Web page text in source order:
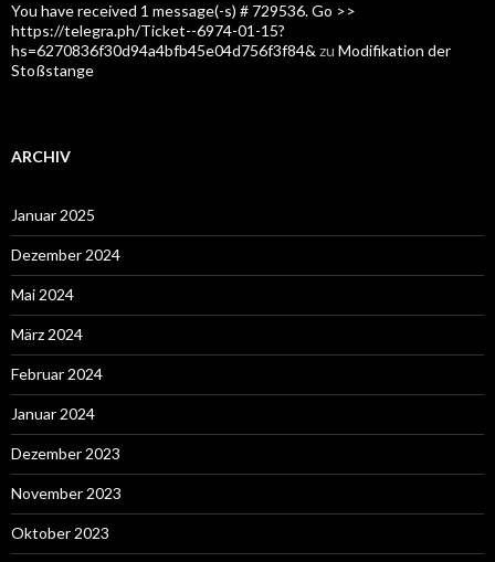
You have received 1 message(-s) # 729536. Go >>
https://telegra.ph/Ticket--6974-01-15?
hs=6270836f30d94a4bfb45e04d756f3f84& zu Modifikation der
Stoßstange
ARCHIV
Januar 2025
Dezember 2024
Mai 2024
März 2024
Februar 2024
Januar 2024
Dezember 2023
November 2023
Oktober 2023